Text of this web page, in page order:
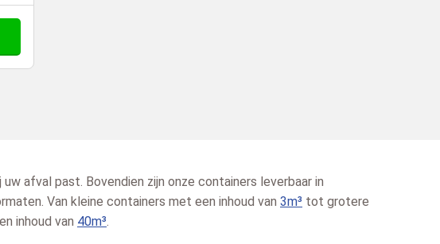
afval past. Bovendien zijn onze containers leverbaar in
Van kleine containers met een inhoud van 3m³ tot grotere
inhoud van 40m³.